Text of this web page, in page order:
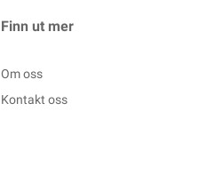
Finn ut mer
Om oss
Kontakt oss